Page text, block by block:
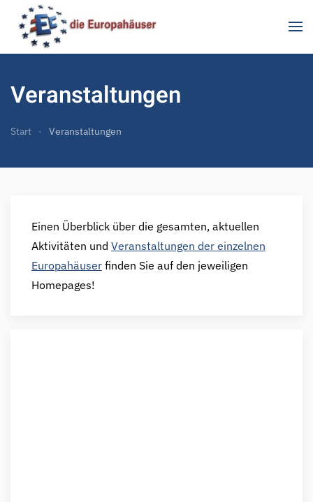
Zum Hauptinhalt springen
Veranstaltungen
Start Veranstaltungen
Einen Überblick über die gesamten, aktuellen
Aktivitäten und Veranstaltungen der einzelnen
Europahäuser finden Sie auf den jeweiligen
Homepages!